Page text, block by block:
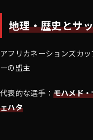
地理・歴史とサ
アフリカネーションズカ
ーの盟主
代表的な選手： モハメド
ェハタ